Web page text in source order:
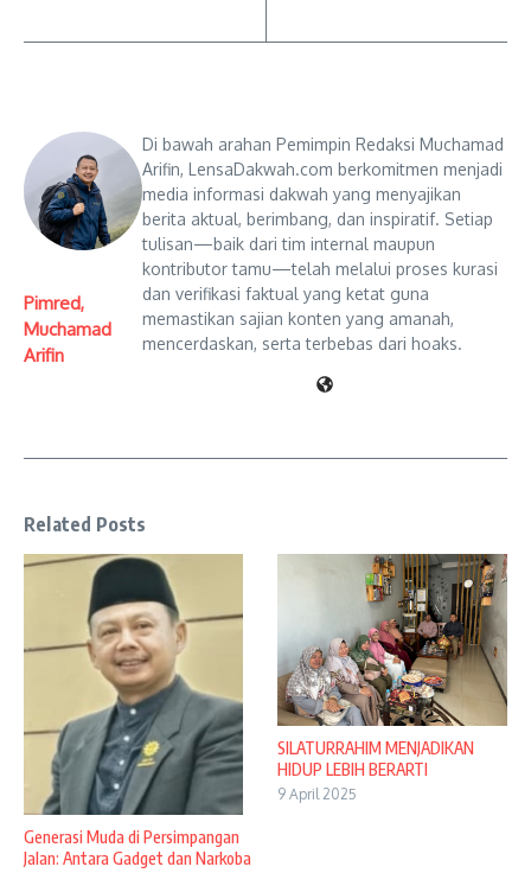
Pimred,
Muchamad
Arifin
Di bawah arahan Pemimpin Redaksi Muchamad
Arifin, LensaDakwah.com berkomitmen menjadi
media informasi dakwah yang menyajikan
berita aktual, berimbang, dan inspiratif. Setiap
tulisan—baik dari tim internal maupun
kontributor tamu—telah melalui proses kurasi
dan verifikasi faktual yang ketat guna
memastikan sajian konten yang amanah,
mencerdaskan, serta terbebas dari hoaks.
Related Posts
Generasi Muda di Persimpangan
Jalan: Antara Gadget dan Narkoba
SILATURRAHIM MENJADIKAN
HIDUP LEBIH BERARTI
9 April 2025